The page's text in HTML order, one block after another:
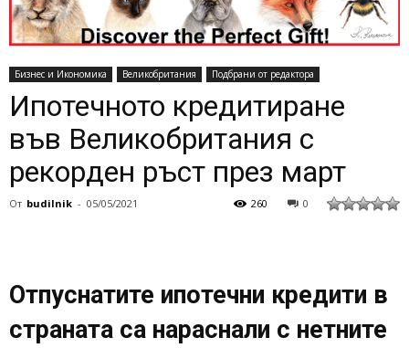
Бизнес и Икономика Великобритания Подбрани от редактора
Ипотечното кредитиране
във Великобритания с
рекорден ръст през март
От budilnik - 05/05/2021 0
260
Отпуснатите ипотечни кредити в
страната са нараснали с нетните